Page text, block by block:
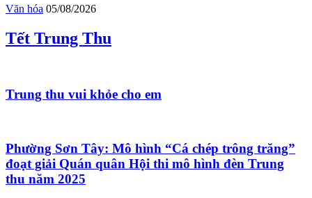
Văn hóa 05/08/2026
Tết Trung Thu
Trung thu vui khỏe cho em
Phường Sơn Tây: Mô hình “Cá chép trông trăng”
đoạt giải Quán quân Hội thi mô hình đèn Trung
thu năm 2025